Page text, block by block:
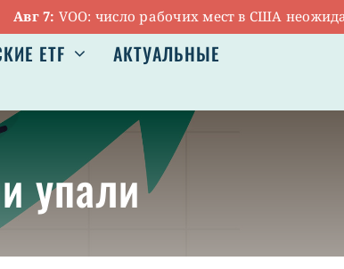
7:VOO: число рабочих мест в США неожиданно
ETF
АКТУАЛЬНЫЕ
упали